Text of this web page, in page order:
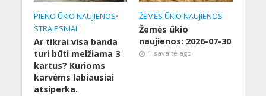
PIENO ŪKIO NAUJIENOS•
STRAIPSNIAI
Ar tikrai visa banda
turi būti melžiama 3
kartus? Kurioms
karvėms labiausiai
atsiperka.
ŽEMĖS ŪKIO NAUJIENOS
Žemės ūkio
naujienos: 2026-07-30
1 savaitė ago